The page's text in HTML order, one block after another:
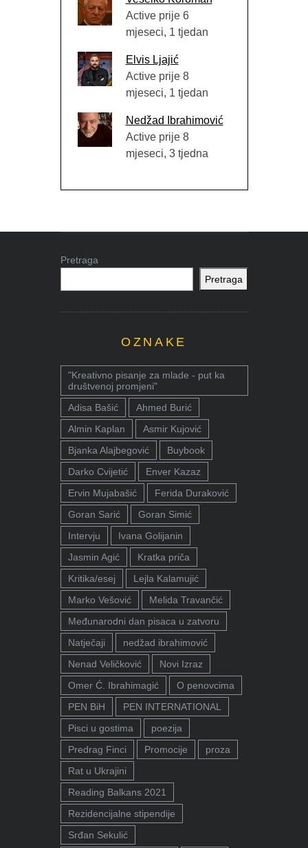
Active prije 6
mjeseci, 1 tjedan
Elvis Ljajić
Active prije 8
mjeseci, 1 tjedan
Nedžad Ibrahimović
Active prije 8
mjeseci, 3 tjedna
Pretraga
Pretraga
OZNAKE
"Kreativno pisanje za mlade - put ka
društvenoj promjeni"
Adisa Bašić
Ahmed Burić
Almin Kaplan
Asmir Kujović
Bjanka Alajbegović
Buybook
Darko Cvijetić
Enver Kazaz
Ervin Mujabašić
Ferida Duraković
Goran Sarić
Goran Simić
Intervju
Ivana Golijanin
Jasmin Agić
Kratka priča
Kritika/esej
Lejla Kalamujić
Marko Vešović
Melida Travančić
Međunarodni dan pisaca u zatvoru
Natječaji
nedžad ibrahimović
Nenad Veličković
Novi Izraz
Omer Ć. Ibrahimagić
O penovcima
PEN BiH
PEN INTERNATIONAL
Pisci u gostima
poezija
Predrag Finci
Promocije
proza
Rat u Ukrajini
Reading Balkans 2021
Rezidencijalne stipendije
Srđan Sekulić